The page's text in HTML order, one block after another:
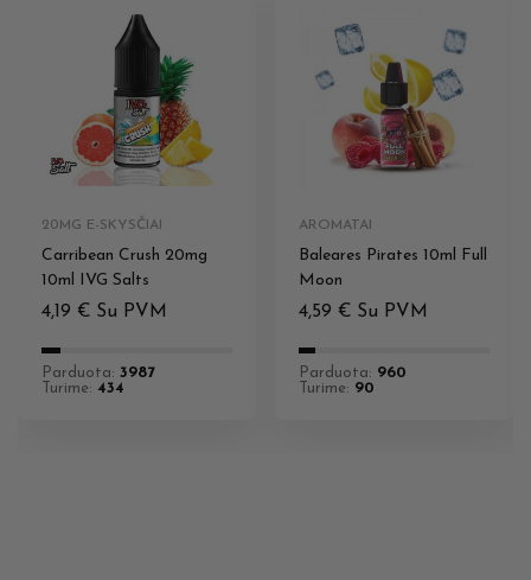
20MG E-SKYSČIAI
Carribean Crush 20mg
10ml IVG Salts
4,19 € Su PVM
Parduota: 3987
Turime: 434
AROMATAI
Baleares Pirates 10ml Full
Moon
4,59 € Su PVM
Parduota: 960
Turime: 90